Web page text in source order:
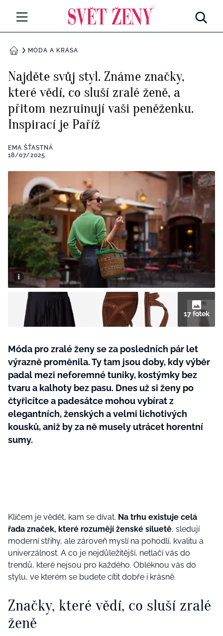
Všechny kategorie
Rozhovory
RETROHUBKY
PSYCHOLOGIE
Seberozvoj
ZDRAVÍ
Životní styl
ZÁBAVA
Všechny kategorie
Testy a kvízy
BYDLENÍ
Všechny kategorie
Tvoření
Rady a tipy
BurdaMedia
Extra
SVĚT ŽENY - 599 KČ
ROČNÍ PŘEDPLATNÉ SVĚT ŽENY +
SADA PRODUKTŮ MANA (10 ks)
DOMŮMÓDA A KRÁSA
Najděte svůj styl. Známe značky,
které vědí, co sluší zralé ženě, a
přitom nezruinují vaši peněženku.
Inspirací je Paříž
EMA ŠŤASTNÁ
18/07/2025
17 fotek
Móda pro zralé ženy se za posledních pár let
výrazně proměnila. Ty tam jsou doby, kdy výběr
padal mezi neforemné tuniky, kostýmky bez
tvaru a kalhoty bez pasu. Dnes už si ženy po
čtyřicítce a padesátce mohou vybírat z
elegantních, ženských a velmi lichotivých
kousků, aniž by za ně musely utrácet horentní
sumy.
Klíčem je vědět, kam se dívat. Na trhu existuje celá
řada značek, které rozumějí ženské siluetě, sledují
moderní střihy, ale zároveň myslí na pohodlí, kvalitu a
univerzálnost. A co je nejdůležitější, netlačí vás do
trendů, které nejsou pro každého. Obléknou vás do
stylu, ve kterém se budete cítit dobře i krásně.
Značky, které vědí, co sluší zralé
ženě